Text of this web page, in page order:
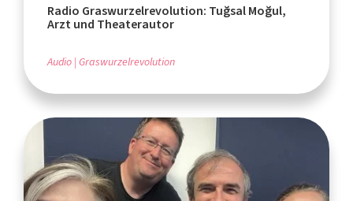
Radio Graswurzelrevolution: Tuğsal Moğul,
Arzt und Theaterautor
Audio Graswurzelrevolution